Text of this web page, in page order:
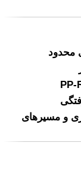
و مسیرهای